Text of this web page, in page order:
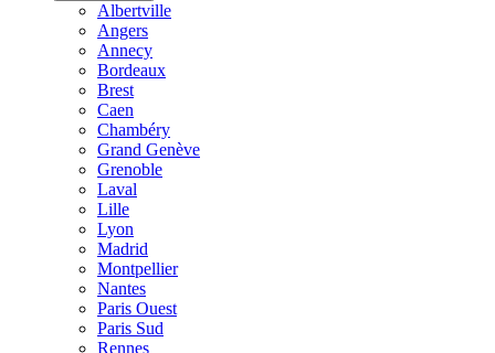
Albertville
Angers
Annecy
Bordeaux
Brest
Caen
Chambéry
Grand Genève
Grenoble
Laval
Lille
Lyon
Madrid
Montpellier
Nantes
Paris Ouest
Paris Sud
Rennes